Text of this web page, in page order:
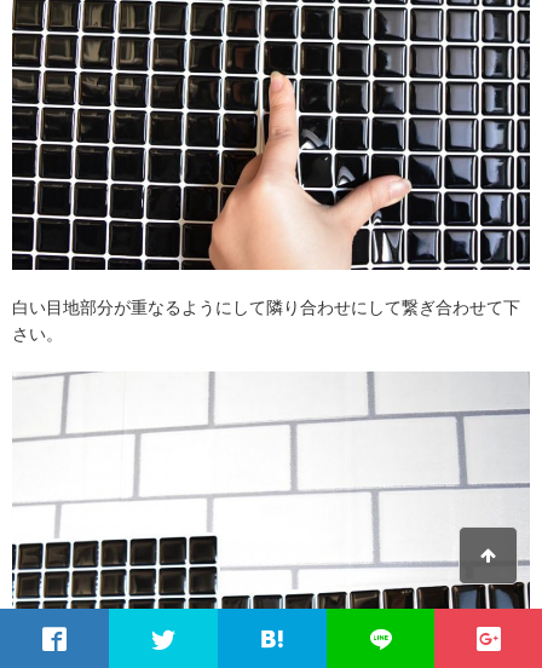
白い目地部分が重なるようにして隣り合わせにして繋ぎ合わせて下
さい。